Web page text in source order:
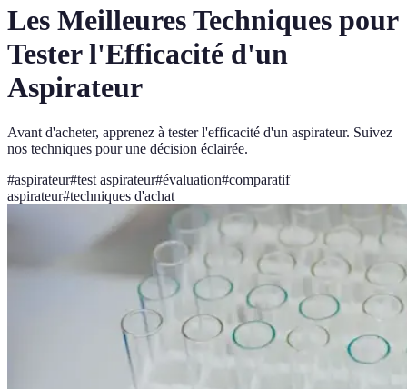
Les Meilleures Techniques pour
Tester l'Efficacité d'un
Aspirateur
Avant d'acheter, apprenez à tester l'efficacité d'un aspirateur. Suivez
nos techniques pour une décision éclairée.
#aspirateur#test aspirateur#évaluation#comparatif
aspirateur#techniques d'achat